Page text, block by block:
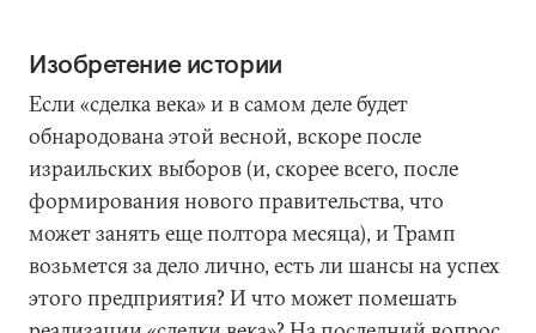
Изобретение истории
Если «сделка века» и в самом деле будет
обнародована этой весной, вскоре после
израильских выборов (и, скорее всего, после
формирования нового правительства, что
может занять еще полтора месяца), и Трамп
возьмется за дело лично, есть ли шансы на успех
этого предприятия? И что может помешать